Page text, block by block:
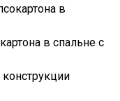
в
в спальне с